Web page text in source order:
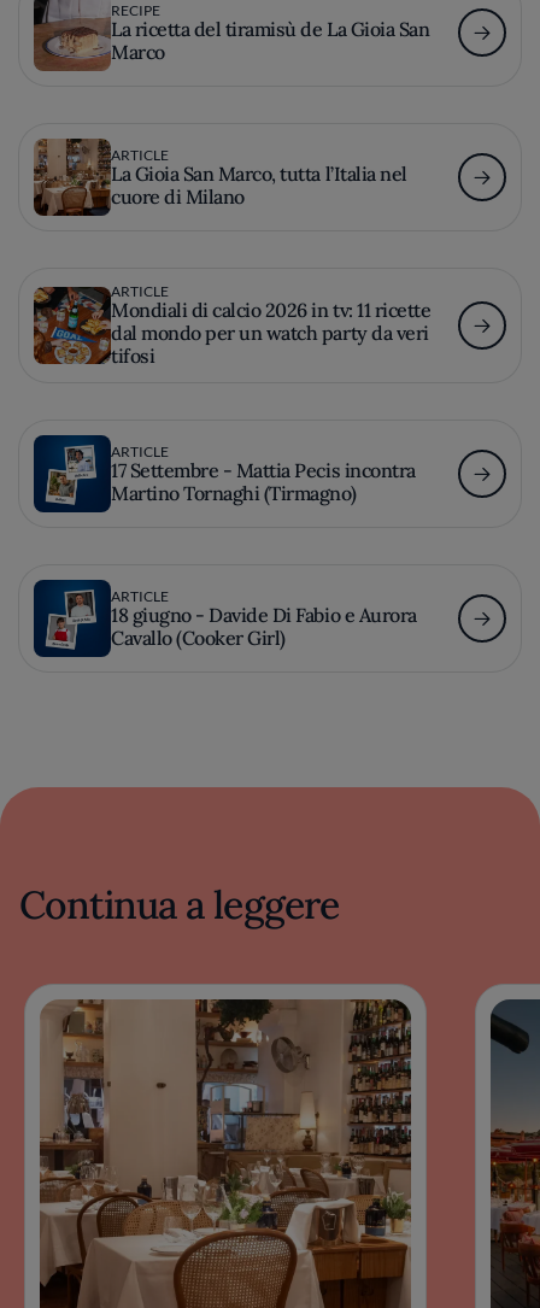
RECIPE
La ricetta del tiramisù de La Gioia San
Marco
ARTICLE
La Gioia San Marco, tutta l’Italia nel
cuore di Milano
ARTICLE
Mondiali di calcio 2026 in tv: 11 ricette
dal mondo per un watch party da veri
tifosi
ARTICLE
17 Settembre - Mattia Pecis incontra
Martino Tornaghi (Tirmagno)
ARTICLE
18 giugno - Davide Di Fabio e Aurora
Cavallo (Cooker Girl)
Continua a leggere